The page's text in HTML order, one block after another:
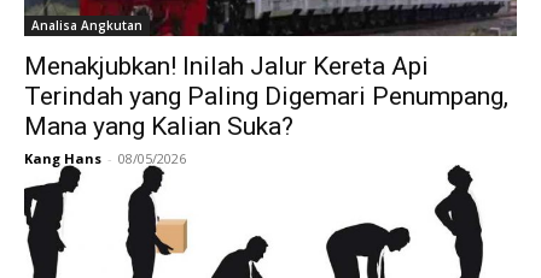
Analisa Angkutan
Menakjubkan! Inilah Jalur Kereta Api
Terindah yang Paling Digemari Penumpang,
Mana yang Kalian Suka?
Kang Hans - 08/05/2026